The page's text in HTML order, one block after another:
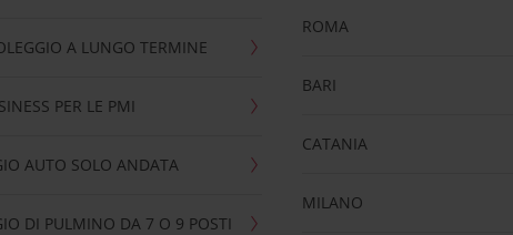
A LUNGO TERMINE
PER LE PMI
AUTO SOLO ANDATA
DI PULMINO DA 7 O 9 POSTI
ROMA
BARI
CATANIA
MILANO